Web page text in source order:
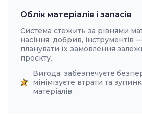
Облік матеріалів і запасів
Система стежить за рівнями
насіння, добрив, інструментів
планувати їх замовлення
проєкту.
Вигода: забезпечуєте
мінімізуєте втрати та
матеріалів.